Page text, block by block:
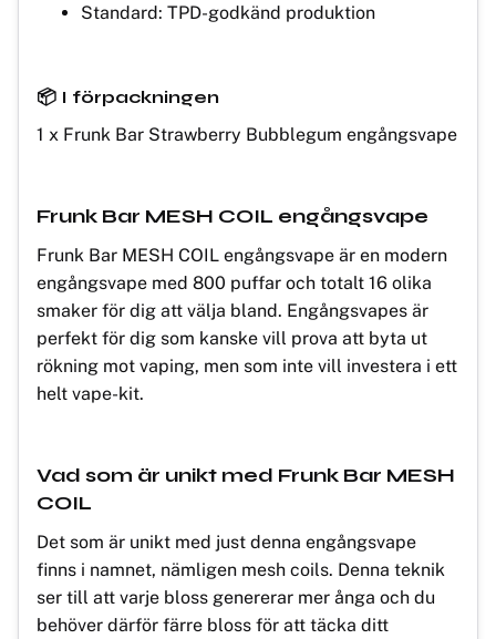
Standard: TPD-godkänd produktion
📦 I förpackningen
1 x Frunk Bar Strawberry Bubblegum engångsvape
Frunk Bar MESH COIL engångsvape
Frunk Bar MESH COIL engångsvape är en modern
engångsvape med 800 puffar och totalt 16 olika
smaker för dig att välja bland. Engångsvapes är
perfekt för dig som kanske vill prova att byta ut
rökning mot vaping, men som inte vill investera i ett
helt vape-kit.
Vad som är unikt med Frunk Bar MESH
COIL
Det som är unikt med just denna engångsvape
finns i namnet, nämligen mesh coils. Denna teknik
ser till att varje bloss genererar mer ånga och du
behöver därför färre bloss för att täcka ditt